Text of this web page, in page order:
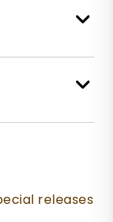
releases